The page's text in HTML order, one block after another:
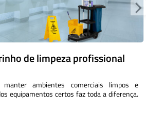
de limpeza profissional
ambientes comerciais limpos e
equipamentos certos faz toda a diferença.